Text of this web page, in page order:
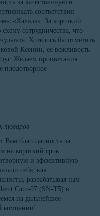
за качественную и
соответствия
«Халяль». За короткий
сотрудничества, что
Хотелось бы отметить
Ксении, ее вежливость
Желаем процветания
плодотворное
товаров
благодарность за
на короткий срок
и эффективную
себя, как
разрабатывая нам
Cam-07 (SN-T5) в
на дальнейшее
компании!